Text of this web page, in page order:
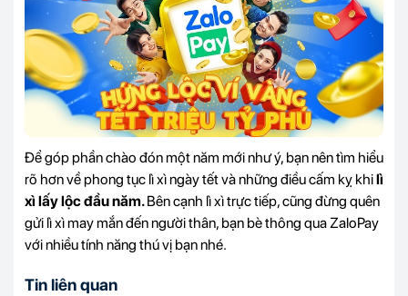
Để góp phần chào đón một năm mới như ý, bạn nên tìm hiểu
rõ hơn về phong tục lì xì ngày tết và những điều cấm kỵ khilì
xì lấy lộc đầu năm.Bên cạnh lì xì trực tiếp, cũng đừng quên
gửi lì xì may mắn đến người thân, bạn bè thông qua ZaloPay
với nhiều tính năng thú vị bạn nhé.
Tin liên quan